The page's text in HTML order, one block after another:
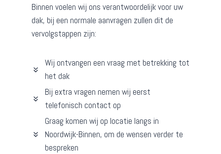
Binnen voelen wij ons verantwoordelijk voor uw
dak, bij een normale aanvragen zullen dit de
vervolgstappen zijn:
Wij ontvangen een vraag met betrekking tot
het dak
Bij extra vragen nemen wij eerst
telefonisch contact op
Graag komen wij op locatie langs in
Noordwijk-Binnen, om de wensen verder te
bespreken